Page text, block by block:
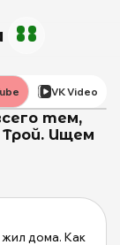
VK Video
тем,
Ищем
жил дома. Как